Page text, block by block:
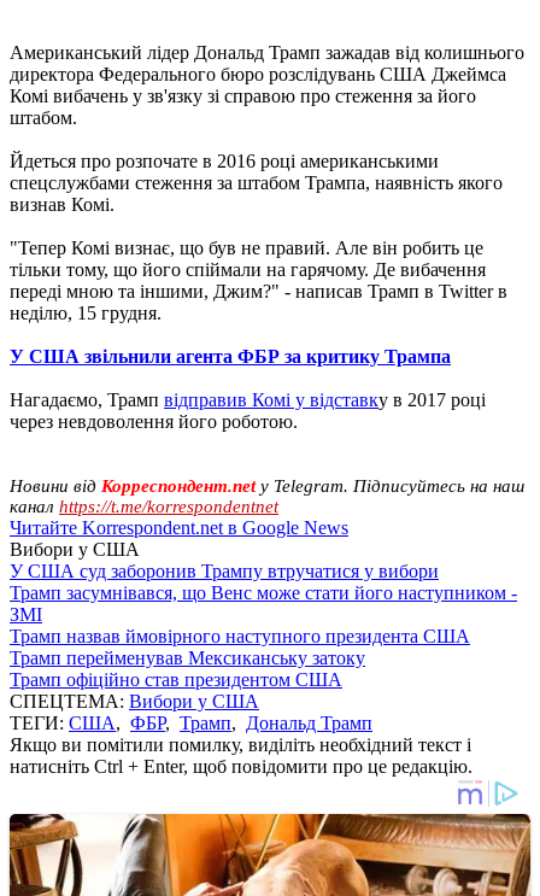
Американський лідер Дональд Трамп зажадав від колишнього
директора Федерального бюро розслідувань США Джеймса
Комі вибачень у зв'язку зі справою про стеження за його
штабом.
Йдеться про розпочате в 2016 році американськими
спецслужбами стеження за штабом Трампа, наявність якого
визнав Комі.
"Тепер Комі визнає, що був не правий. Але він робить це
тільки тому, що його спіймали на гарячому. Де вибачення
переді мною та іншими, Джим?" - написав Трамп в Twitter в
неділю, 15 грудня.
У США звільнили агента ФБР за критику Трампа
Нагадаємо, Трамп відправив Комі у відставку в 2017 році
через невдоволення його роботою.
Новини від Корреспондент.netу Telegram. Підписуйтесь на наш
канал https://t.me/korrespondentnet
Читайте Korrespondent.net в Google News
Вибори у США
У США суд заборонив Трампу втручатися у вибори
Трамп засумнівався, що Венс може стати його наступником -
ЗМІ
Трамп назвав ймовірного наступного президента США
Трамп перейменував Мексиканську затоку
Трамп офіційно став президентом США
СПЕЦТЕМА: Вибори у США
ТЕГИ: США, ФБР, Трамп, Дональд Трамп
Якщо ви помітили помилку, виділіть необхідний текст і
натисніть Ctrl + Enter, щоб повідомити про це редакцію.